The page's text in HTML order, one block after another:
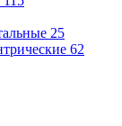
25
62